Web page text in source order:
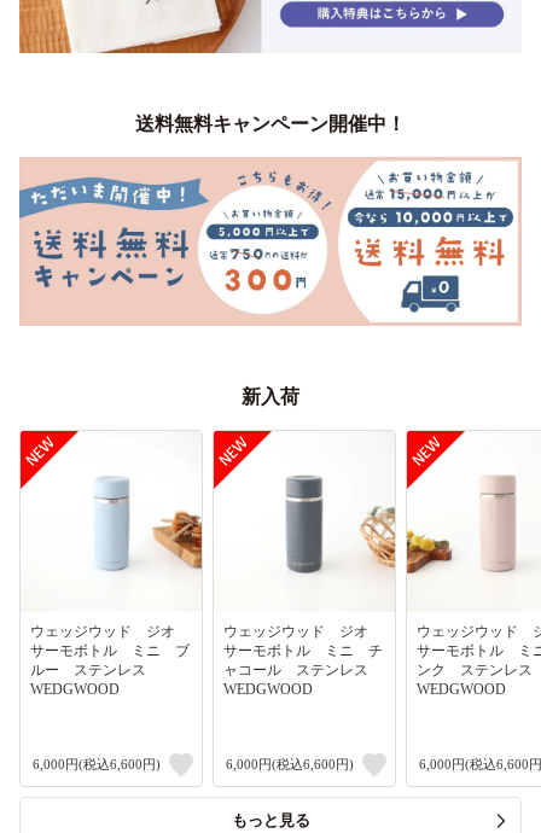
送料無料キャンペーン開催中！
新入荷
ウェッジウッド ジオ
サーモボトル ミニ ブ
ルー ステンレス
WEDGWOOD
6,000円(税込6,600円)
ウェッジウッド ジオ
サーモボトル ミニ チ
ャコール ステンレス
WEDGWOOD
6,000円(税込6,600円)
ウェッジウッド
サーモボトル
ンク ステンレ
WEDGWOOD
6,000円(税込6,600
もっと見る